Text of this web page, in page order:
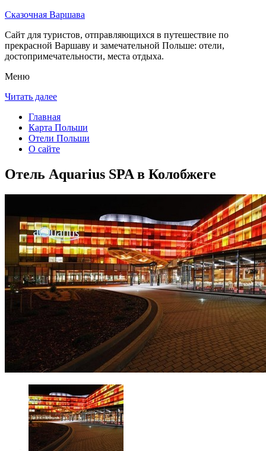
Сказочная Варшава
Сайт для туристов, отправляющихся в путешествие по
прекрасной Варшаву и замечательной Польше: отели,
достопримечательности, места отдыха.
Меню
Читать далее
Главная
Карта Польши
Отели Польши
О сайте
Отель Aquarius SPA в Колобжеге